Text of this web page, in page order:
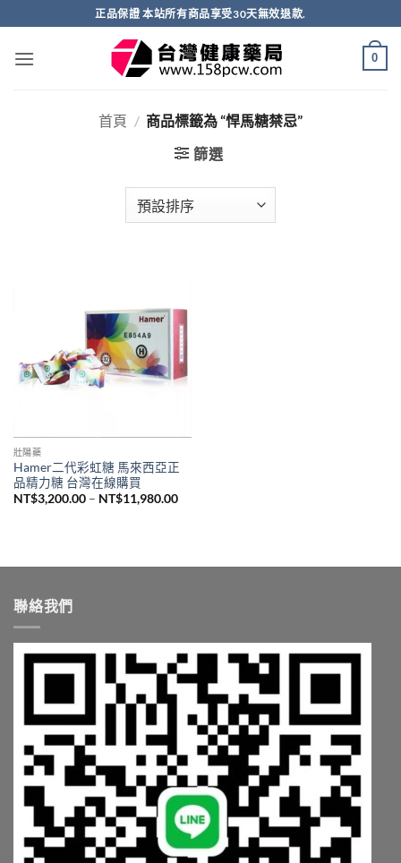
轉
正品保證 本站所有商品享受30天無效退款.
0
首頁 / 商品標籤為 “悍馬糖禁忌”
篩選
壯陽藥
Hamer二代彩虹糖 馬來西亞正
品精力糖 台灣在線購買
NT$3,200.00 – NT$11,980.00價
NT$11,980.00
聯絡我們